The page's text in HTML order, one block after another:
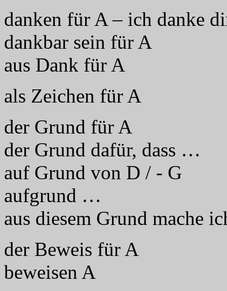
danken für A – ich danke
dankbar sein für A
aus Dank für A
als Zeichen für A
der Grund für A
der Grund dafür, dass …
auf Grund von D / - G
aufgrund …
aus diesem Grund mache
der Beweis für A
beweisen A